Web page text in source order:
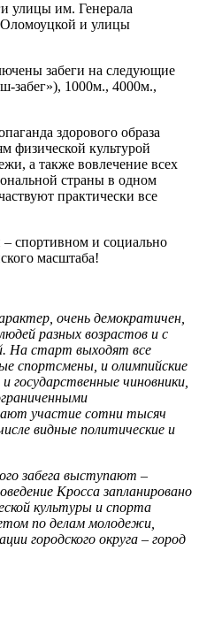
улицы им. Генерала
и улицы
забеги на следующие
забег»), 1000м., 4000м.,
здорового образа
физической культурой
а также вовлечение всех
страны в одном
практически все
спортивном и социально
масштаба!
очень демократичен,
разных возрастов и с
На старт выходят все
спортсмены, и олимпийские
чиновники,
участие сотни тысяч
видные политические и
забега выступают –
Кросса запланировано
культуры и спорта
по делам молодежи,
городского округа – город